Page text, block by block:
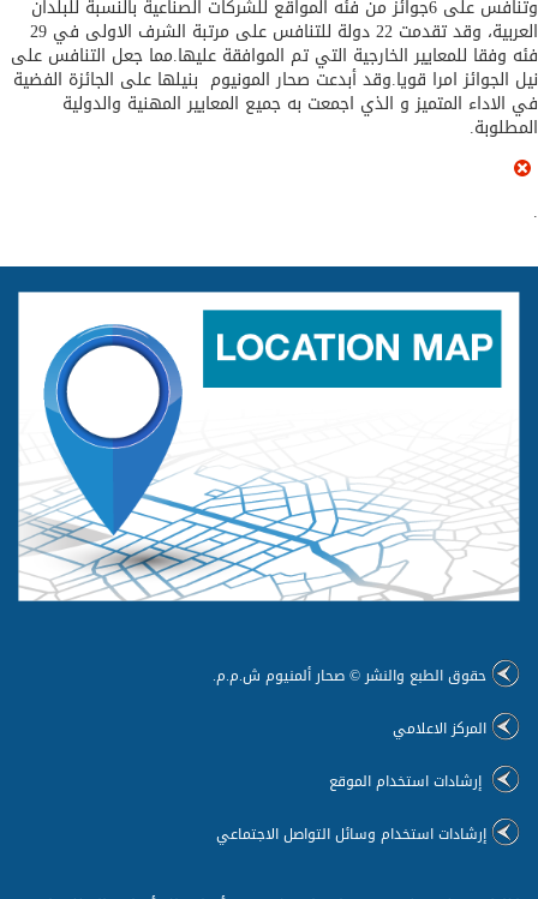
وتنافس على 6جوائز من فئه المواقع للشركات الصناعية بالنسبة للبلدان
العربية، وقد تقدمت 22 دولة للتنافس على مرتبة الشرف الاولى في 29
وفقا للمعايير الخارجية التي تم الموافقة عليها.مما جعل التنافس على
الجوائز امرا قويا.وقد أبدعت صحار المونيوم بنيلها على الجائزة الفضية
المتميز و الذي اجمعت به جميع المعايير المهنية والدولية
حقوق الطبع والنشر © صحار ألمنيوم ش.م.م.
المركز الاعلامي
إرشادات استخدام الموقع
إرشادات استخدام وسائل التواصل الاجتماعي